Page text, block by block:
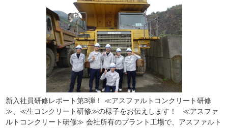
新入社員研修レポート第3弾！ ≪アスファルトコンクリート研修
≫、≪生コンクリート研修≫の様子をお伝えします！ ≪アスファ
ルトコンクリート研修≫ 会社所有のプラント工場で、アスファルト